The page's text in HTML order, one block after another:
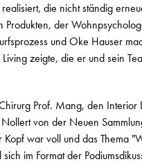
die nicht ständig
der
und Oke Hauser
zeigte, die er und sein
Prof. Mang, den Interior
von der Neuen
war voll und das Thema
im Format der